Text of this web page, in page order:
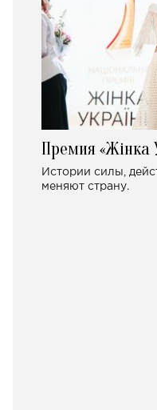
Премия «Жінка
Истории силы,
меняют страну.